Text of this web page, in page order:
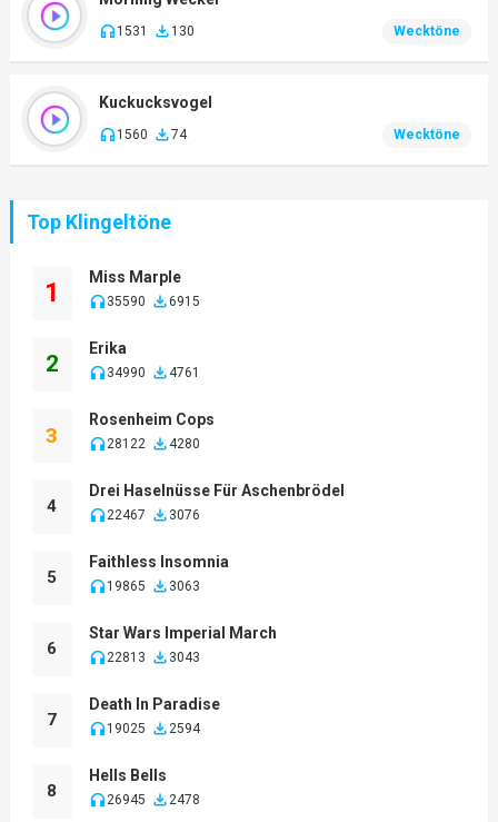
1531 130 Wecktöne
Kuckucksvogel
1560 74 Wecktöne
Top Klingeltöne
1
Miss Marple
35590 6915
2
Erika
34990 4761
3
Rosenheim Cops
28122 4280
4
Drei Haselnüsse Für Aschenbrödel
22467 3076
5
Faithless Insomnia
19865 3063
6
Star Wars Imperial March
22813 3043
7
Death In Paradise
19025 2594
8
Hells Bells
26945 2478